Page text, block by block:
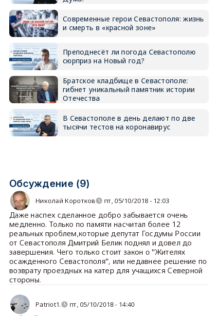
Современные герои Севастополя: жизнь
и смерть в «красной зоне»
Преподнесёт ли погода Севастополю
сюрприз на Новый год?
Братское кладбище в Севастополе:
гибнет уникальный памятник истории
Отечества
В Севастополе в день делают по две
тысячи тестов на коронавирус
Обсуждение (9)
Николай Коротков пт, 05/10/2018 - 12:03
Даже наспех сделанное добро забывается очень
медленно. Только по памяти насчитал более 12
реальных проблем,которые депутат Госдумы России
от Севастополя Дмитрий Белик поднял и довел до
завершения. Чего только стоит закон о "Жителях
осажденного Севастополя", или недавнее решение по
возврату проездных на катер для учащихся Северной
стороны.
Patriot1. пт, 05/10/2018 - 14:40